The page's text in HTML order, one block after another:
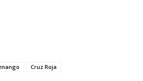
Cruz Roja